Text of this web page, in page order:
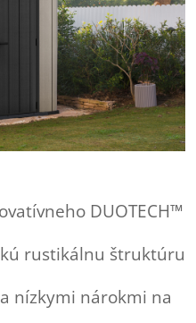
DUOTECH™
rustikálnu štruktúru
nízkymi nárokmi na